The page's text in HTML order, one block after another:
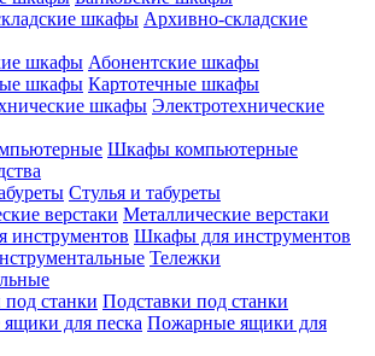
Архивно-складские
Абонентские шкафы
Картотечные шкафы
Электротехнические
Шкафы компьютерные
Стулья и табуреты
Металлические верстаки
Шкафы для инструментов
Тележки
Подставки под станки
Пожарные ящики для